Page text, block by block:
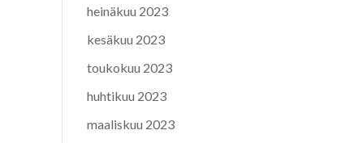
heinäkuu 2023
kesäkuu 2023
toukokuu 2023
huhtikuu 2023
maaliskuu 2023